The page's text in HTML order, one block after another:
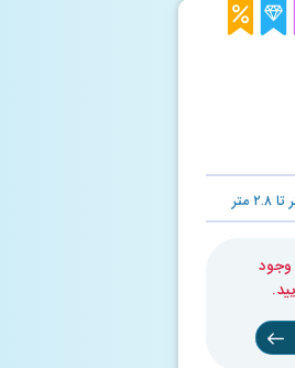
تا ۲.۸متر
وجود